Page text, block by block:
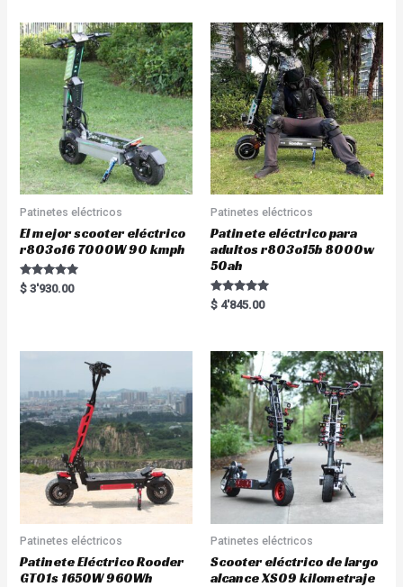
Patinetes eléctricos
El mejor scooter eléctrico
r803o16 7000W 90 kmph
Rated
5.00
$ 3'930.00
Patinetes eléctricos
Patinete eléctrico para
adultos r803o15b 8000w
50ah
Rated
5.00
$ 4'845.00
Patinetes eléctricos
Patinete Eléctrico Rooder
GT01s 1650W 960Wh
Patinetes eléctricos
Scooter eléctrico de largo
alcance XS09 kilometraje